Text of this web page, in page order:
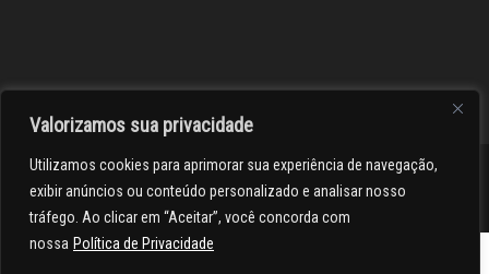
Valorizamos sua privacidade
Utilizamos cookies para aprimorar sua experiência de navegação,
exibir anúncios ou conteúdo personalizado e analisar nosso
tráfego. Ao clicar em “Aceitar”, você concorda com
nossa Política de Privacidade
><(((º> 17